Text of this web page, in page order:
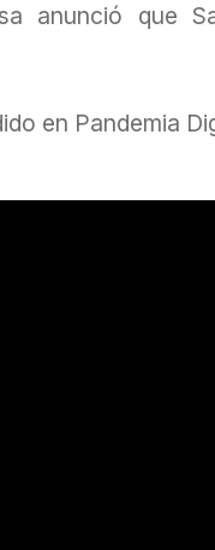
anunció que
en Pandemia